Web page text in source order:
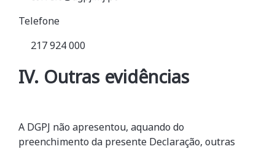
Telefone
217 924 000
IV. Outras evidências
A DGPJ não apresentou, aquando do
preenchimento da presente Declaração, outras